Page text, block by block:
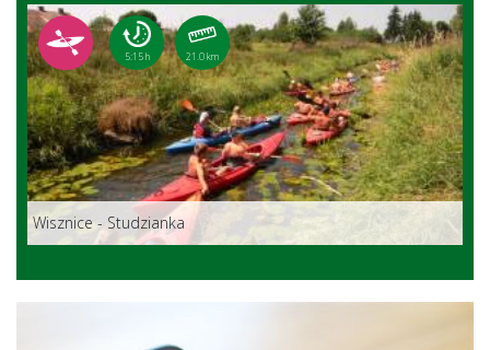
5:15 h 21.0 km
Wisznice - Studzianka